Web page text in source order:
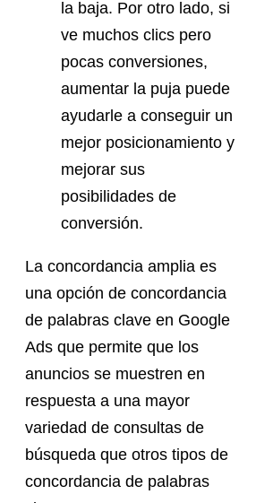
la baja. Por otro lado, si
ve muchos clics pero
pocas conversiones,
aumentar la puja puede
ayudarle a conseguir un
mejor posicionamiento y
mejorar sus
posibilidades de
conversión.
La concordancia amplia es
una opción de concordancia
de palabras clave en Google
Ads que permite que los
anuncios se muestren en
respuesta a una mayor
variedad de consultas de
búsqueda que otros tipos de
concordancia de palabras